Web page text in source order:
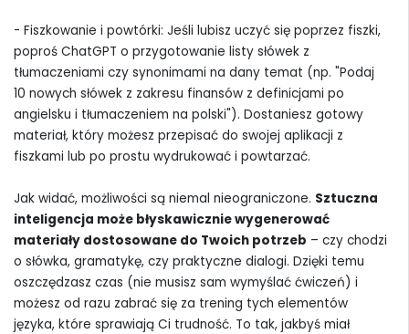
- Fiszkowanie i powtórki: Jeśli lubisz uczyć się poprzez fiszki,
poproś ChatGPT o przygotowanie listy słówek z
tłumaczeniami czy synonimami na dany temat (np. "Podaj
10 nowych słówek z zakresu finansów z definicjami po
angielsku i tłumaczeniem na polski"). Dostaniesz gotowy
materiał, który możesz przepisać do swojej aplikacji z
fiszkami lub po prostu wydrukować i powtarzać.
Jak widać, możliwości są niemal nieograniczone. Sztuczna
inteligencja może błyskawicznie wygenerować
materiały dostosowane do Twoich potrzeb – czy chodzi
o słówka, gramatykę, czy praktyczne dialogi. Dzięki temu
oszczędzasz czas (nie musisz sam wymyślać ćwiczeń) i
możesz od razu zabrać się za trening tych elementów
języka, które sprawiają Ci trudność. To tak, jakbyś miał